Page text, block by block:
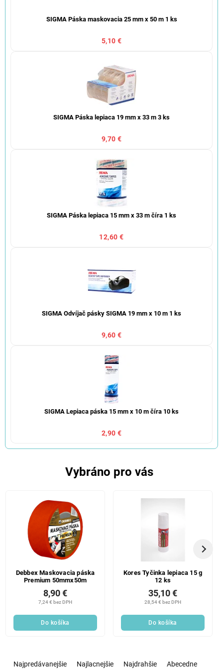
SIGMA Páska maskovacia 25 mm x 50 m 1 ks
5,10 €
SIGMA Páska lepiaca 19 mm x 33 m 3 ks
9,70 €
SIGMA Páska lepiaca 15 mm x 33 m číra 1 ks
12,60 €
SIGMA Odvíjač pásky SIGMA 19 mm x 10 m 1 ks
9,60 €
SIGMA Lepiaca páska 15 mm x 10 m číra 10 ks
2,90 €
Vybráno pro vás
Debbex Maskovacia páska
Premium 50mmx50m
7,24 € bez DPH
8,90 €
Do košíka
Kores Tyčinka lepiaca 15 g
12 ks
28,54 € bez DPH
35,10 €
Do košíka
Najpredávanejšie Najlacnejšie Najdrahšie Abecedne